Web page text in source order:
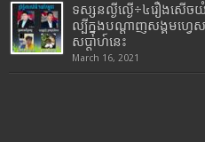
ទស្សនល្ងីល្ងើ÷៤រឿងសើ
ល្បីក្នុងបណ្តាញសង្គមហ្វេ
សប្តាហ៍នេះ
March 16, 2021